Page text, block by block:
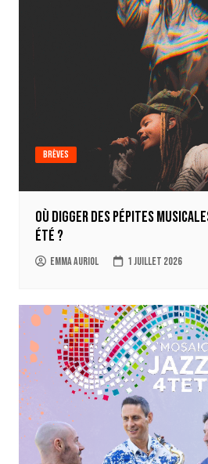
Brèves
Où digger des pépites
été ?
Emma Auriol 1 juillet 2026